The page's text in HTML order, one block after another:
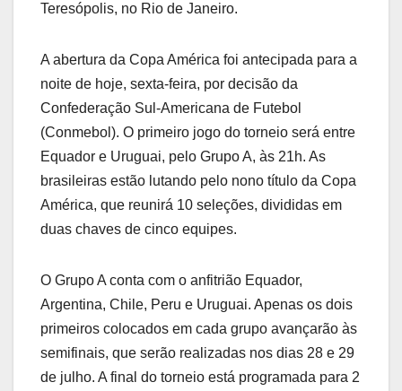
Teresópolis, no Rio de Janeiro.
A abertura da Copa América foi antecipada para a
noite de hoje, sexta-feira, por decisão da
Confederação Sul-Americana de Futebol
(Conmebol). O primeiro jogo do torneio será entre
Equador e Uruguai, pelo Grupo A, às 21h. As
brasileiras estão lutando pelo nono título da Copa
América, que reunirá 10 seleções, divididas em
duas chaves de cinco equipes.
O Grupo A conta com o anfitrião Equador,
Argentina, Chile, Peru e Uruguai. Apenas os dois
primeiros colocados em cada grupo avançarão às
semifinais, que serão realizadas nos dias 28 e 29
de julho. A final do torneio está programada para 2